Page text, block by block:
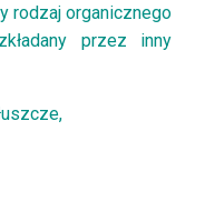
rodzaj organicznego
przez inny